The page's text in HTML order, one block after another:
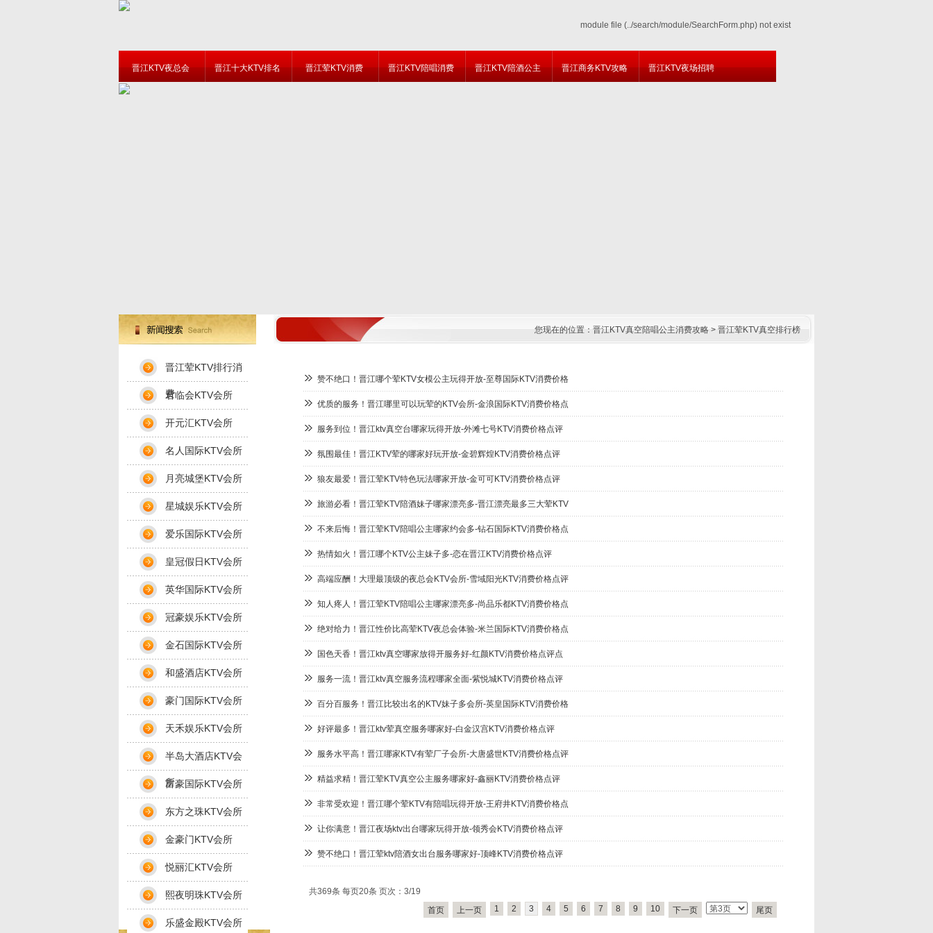
module file (../search/module/SearchForm.php) not exist
晋江KTV夜总会 晋江十大KTV排名 晋江荤KTV消费 晋江KTV陪唱消费 晋江KTV陪酒公主 晋江商务KTV攻略 晋江KTV夜场招聘
您现在的位置： 晋江KTV真空陪唱公主消费攻略 > 晋江荤KTV真空排行榜
晋江荤KTV排行消
费
君临会KTV会所
开元汇KTV会所
名人国际KTV会所
月亮城堡KTV会所
星城娱乐KTV会所
爱乐国际KTV会所
皇冠假日KTV会所
英华国际KTV会所
冠豪娱乐KTV会所
金石国际KTV会所
和盛酒店KTV会所
豪门国际KTV会所
天禾娱乐KTV会所
半岛大酒店KTV会
所
富豪国际KTV会所
东方之珠KTV会所
金豪门KTV会所
悦丽汇KTV会所
熙夜明珠KTV会所
乐盛金殿KTV会所
赞不绝口！晋江哪个荤KTV女模公主玩得开放-至尊国际KTV消费价格
优质的服务！晋江哪里可以玩荤的KTV会所-金浪国际KTV消费价格点
服务到位！晋江ktv真空台哪家玩得开放-外滩七号KTV消费价格点评
氛围最佳！晋江KTV荤的哪家好玩开放-金碧辉煌KTV消费价格点评
狼友最爱！晋江荤KTV特色玩法哪家开放-金可可KTV消费价格点评
旅游必看！晋江荤KTV陪酒妹子哪家漂亮多-晋江漂亮最多三大荤KTV
不来后悔！晋江荤KTV陪唱公主哪家约会多-钻石国际KTV消费价格点
热情如火！晋江哪个KTV公主妹子多-恋在晋江KTV消费价格点评
高端应酬！大理最顶级的夜总会KTV会所-雪域阳光KTV消费价格点评
知人疼人！晋江荤KTV陪唱公主哪家漂亮多-尚品乐都KTV消费价格点
绝对给力！晋江性价比高荤KTV夜总会体验-米兰国际KTV消费价格点
国色天香！晋江ktv真空哪家放得开服务好-红颜KTV消费价格点评点
服务一流！晋江ktv真空服务流程哪家全面-紫悦城KTV消费价格点评
百分百服务！晋江比较出名的KTV妹子多会所-英皇国际KTV消费价格
好评最多！晋江ktv荤真空服务哪家好-白金汉宫KTV消费价格点评
服务水平高！晋江哪家KTV有荤厂子会所-大唐盛世KTV消费价格点评
精益求精！晋江荤KTV真空公主服务哪家好-鑫丽KTV消费价格点评
非常受欢迎！晋江哪个荤KTV有陪唱玩得开放-王府井KTV消费价格点
让你满意！晋江夜场ktv出台哪家玩得开放-领秀会KTV消费价格点评
赞不绝口！晋江荤ktv陪酒女出台服务哪家好-顶峰KTV消费价格点评
共369条 每页20条 页次：3/19
首页
上一页 1 2 3 4 5 6 7 8 9 10 下一页 尾页